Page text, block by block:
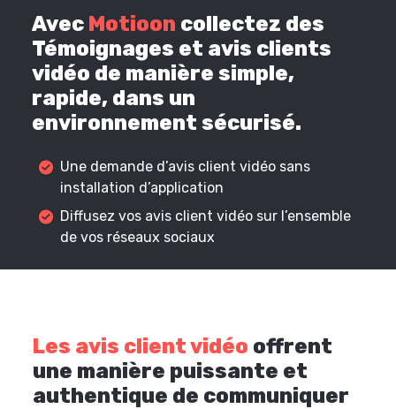
Avec Motioon collectez des
Témoignages et avis clients
vidéo de manière simple,
rapide, dans un
environnement sécurisé.
Une demande d’avis client vidéo sans
installation d’application
Diffusez vos avis client vidéo sur l’ensemble
de vos réseaux sociaux
Les avis client vidéo offrent
une manière puissante et
authentique de communiquer